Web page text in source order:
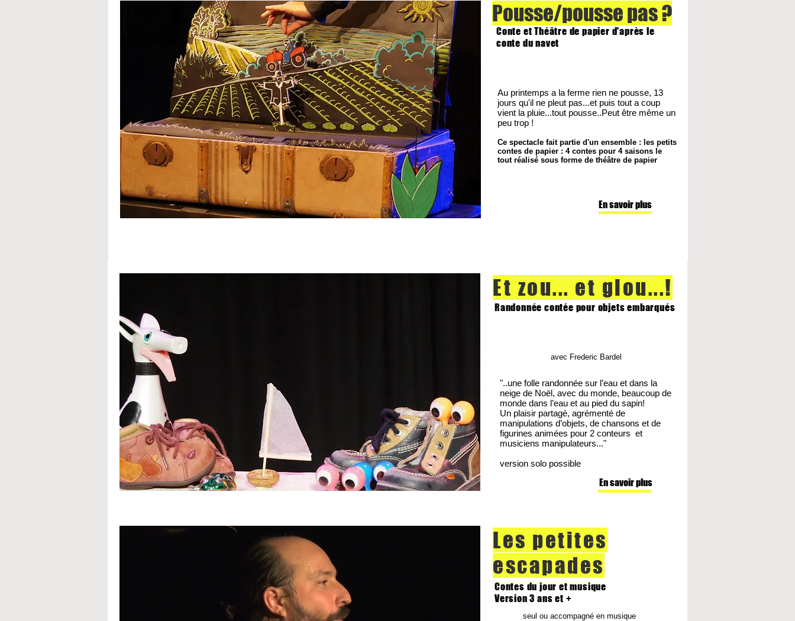
Pousse/pousse pas ?
Conte et Théâtre de papier d'après le
conte du navet
Au printemps a la ferme rien ne pousse, 13
jours qu'il ne pleut pas...et puis tout a coup
vient la pluie...tout pousse..Peut être même un
peu trop !
Ce spectacle fait partie d'un ensemble : les petits
contes de papier : 4 contes pour 4 saisons le
tout réalisé sous forme de théâtre de papier
En savoir plus
Et zou... et glou...!
Randonnée contée pour objets embarqués
avec Frederic Bardel
"..une folle randonnée sur l’eau et dans la
neige de Noël, avec du monde, beaucoup de
monde dans l’eau et au pied du sapin!
Un plaisir partagé, agrémenté de
manipulations d’objets, de chansons et de
figurines animées pour 2 conteurs et
musiciens manipulateurs..."
version solo possible
En savoir plus
Les petites
escapades
Contes du jour et musique
Version 3 ans et +
seul ou accompagné en musique